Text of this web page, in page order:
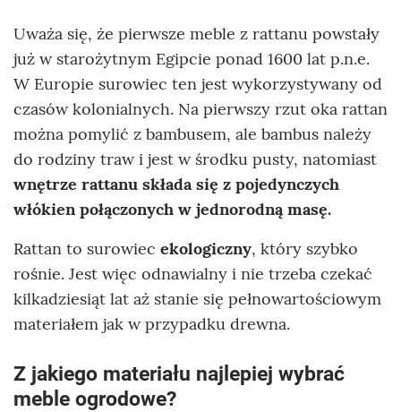
Uważa się, że pierwsze meble z rattanu powstały
już w starożytnym Egipcie ponad 1600 lat p.n.e.
W Europie surowiec ten jest wykorzystywany od
czasów kolonialnych. Na pierwszy rzut oka rattan
można pomylić z bambusem, ale bambus należy
do rodziny traw i jest w środku pusty, natomiast
wnętrze rattanu składa się z pojedynczych
włókien połączonych w jednorodną masę.
Rattan to surowiec ekologiczny, który szybko
rośnie. Jest więc odnawialny i nie trzeba czekać
kilkadziesiąt lat aż stanie się pełnowartościowym
materiałem jak w przypadku drewna.
Z jakiego materiału najlepiej wybrać
meble ogrodowe?